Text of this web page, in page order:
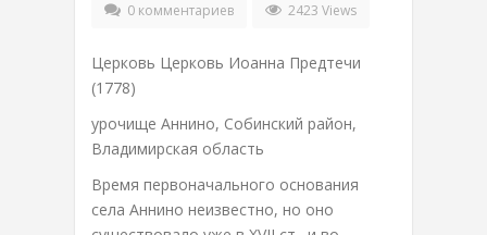
0 комментариев 2423 Views
Церковь Церковь Иоанна Предтечи
(1778)
урочище Аннино, Собинский район,
Владимирская область
Время первоначального основания
села Аннино неизвестно, но оно